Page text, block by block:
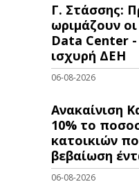
Γ. Στάσσης:
ωριμάζουν
Data Center -
ισχυρή ΔΕΗ
06-08-2026
Ανακαίνιση
10% το
κατοικιών
βεβαίωση
06-08-2026